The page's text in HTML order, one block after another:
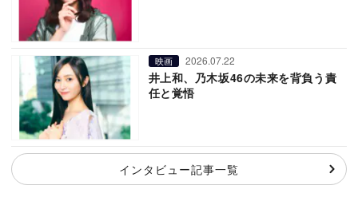
映画 2026.07.22
井上和、乃木坂46の未来を背負う責
任と覚悟
インタビュー記事一覧